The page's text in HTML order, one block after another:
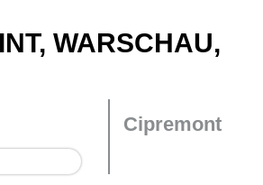
WARSCHAU,
Cipremont